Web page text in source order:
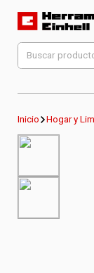
Herramientas
Distribuidor Oficial
Buscar
por:
Inicio Hogar y